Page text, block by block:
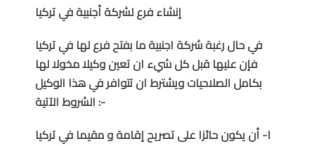
إنشاء فرع لشركة أجنبية في تركيا
في حال رغبة شركة اجنبية ما بفتح فرع لها في تركيا
فإن عليها قبل كل شيء ان تعين وكيلا مخولا لها
بكامل الصلاحيات ويشترط ان تتوافر في هذا الوكيل
الشروط الآتية :-
١- أن يكون حائزا على تصريح إقامة و مقيما في تركيا